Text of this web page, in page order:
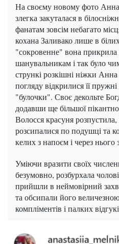
На своєму новому фото
злегка закуталася в
фанатам зовсім небагато
кохана Заливако лише в
"сокровенне" вона
шанувальникам і так було
стрункі розкішні ніжки
погляду відкрилися її
"булочки". Своє декольте
додавши ще більшої
Волосся красуня розпустила,
розсипалися по подушці та
келих з напоєм і через
Уміючи вразити своїх
безумовно, розбурхала
прийшли в неймовірний
та обсипали його
компліментів і палких